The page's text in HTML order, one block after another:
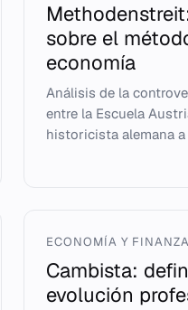
sobre el
economía
Análisis de la
entre la Escuela
historicista alemana
ECONOMÍA Y
Cambista:
evolución